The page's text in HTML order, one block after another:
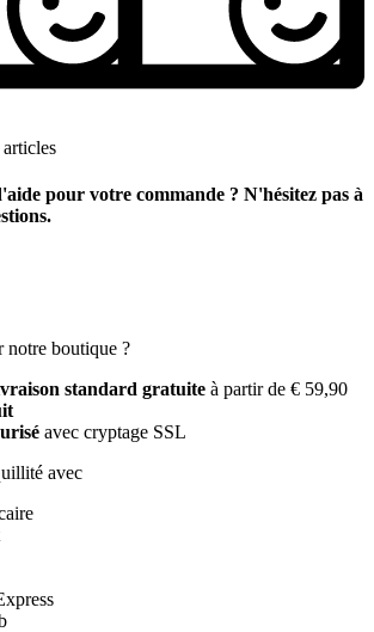
pour votre commande ? N'hésitez pas à
notre boutique ?
standard gratuite à partir de € 59,90
avec cryptage SSL
avec